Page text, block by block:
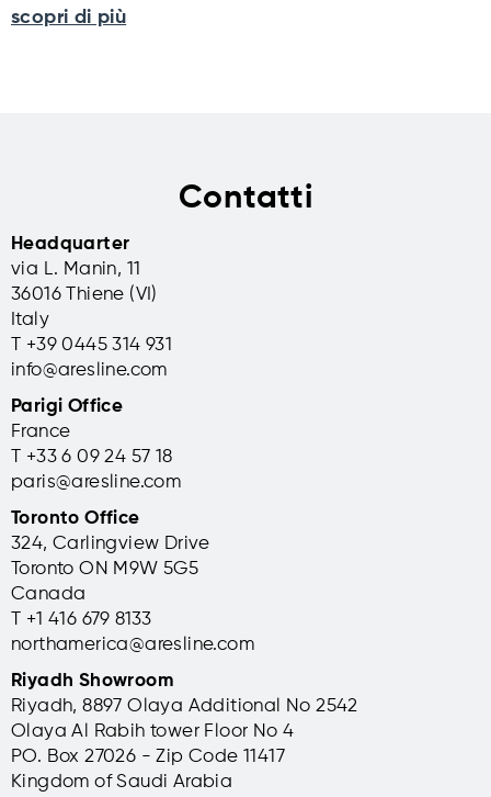
scopri di più
Contatti
Headquarter
via L. Manin, 11
36016 Thiene (VI)
Italy
T +39 0445 314 931
info@aresline.com
Parigi Office
France
T +33 6 09 24 57 18
paris@aresline.com
Toronto Office
324, Carlingview Drive
Toronto ON M9W 5G5
Canada
T +1 416 679 8133
northamerica@aresline.com
Riyadh Showroom
Riyadh, 8897 Olaya Additional No 2542
Olaya Al Rabih tower Floor No 4
PO. Box 27026 - Zip Code 11417
Kingdom of Saudi Arabia